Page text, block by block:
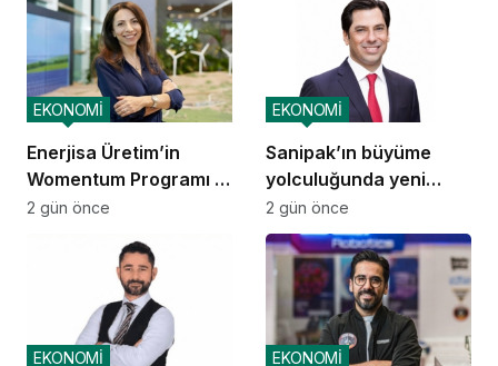
Enerjisa Üretim’in
Womentum Programı 5
yılda yaklaşık 11 bin
EKONOMİ
2 gün önce
Sanipak’ın büyüme
yolculuğunda yeni
dönem
EKONOMİ
2 gün önce
EKONOMİ EKONOMİ